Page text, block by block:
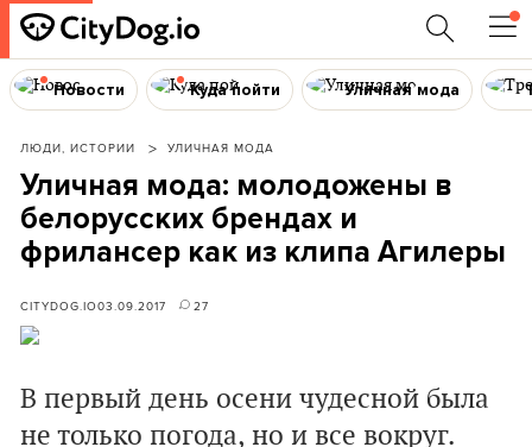
Новости Куда пойти Уличная мода
ЛЮДИ, ИСТОРИИ УЛИЧНАЯ МОДА
Уличная мода: молодожены в
белорусских брендах и
фрилансер как из клипа Агилеры
CITYDOG.IO03.09.2017 27
В первый день осени чудесной была
не только погода, но и все вокруг.